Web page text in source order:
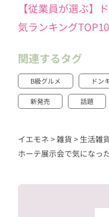
【従業員が選ぶ】
気ランキング
関連するタグ
B級グルメ ドン
新発売 話題
イエモネ >雑貨 > 生活雑
ホーテ展示会で気になっ